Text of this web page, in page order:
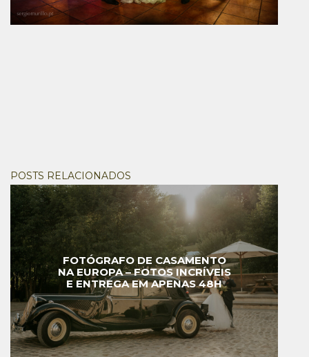
POSTS RELACIONADOS
FOTÓGRAFO DE CASAMENTO
NA EUROPA – FOTOS INCRÍVEIS
E ENTREGA EM APENAS 48H